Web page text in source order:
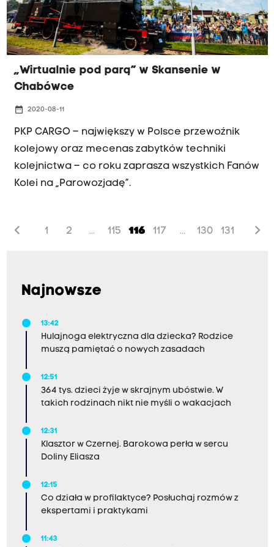
„Wirtualnie pod parą” w Skansenie w
Chabówce
date_range 2020-08-11
PKP CARGO – największy w Polsce przewoźnik
kolejowy oraz mecenas zabytków techniki
kolejnictwa – co roku zaprasza wszystkich Fanów
Kolei na „Parowozjadę”.
chevron_left 1 2 ... 115 116 117 ... 130 131 chevron_right
Najnowsze
13:42
Hulajnoga elektryczna dla dziecka? Rodzice
muszą pamiętać o nowych zasadach
12:51
364 tys. dzieci żyje w skrajnym ubóstwie. W
takich rodzinach nikt nie myśli o wakacjach
12:31
Klasztor w Czernej. Barokowa perła w sercu
Doliny Eliasza
12:15
Co działa w profilaktyce? Posłuchaj rozmów z
ekspertami i praktykami
11:43